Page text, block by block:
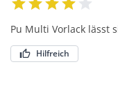
Pu Multi Vorlack lässt
Hilfreich